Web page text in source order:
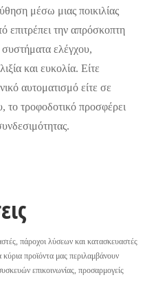
μέσω μιας ποικιλίας
επιτρέπει την απρόσκοπτη
ελέγχου,
και ευκολία. Είτε
αυτοματισμό είτε σε
το τροφοδοτικό προσφέρει
πάροχοι λύσεων και κατασκευαστές
προϊόντα μας περιλαμβάνουν
επικοινωνίας, προσαρμογείς